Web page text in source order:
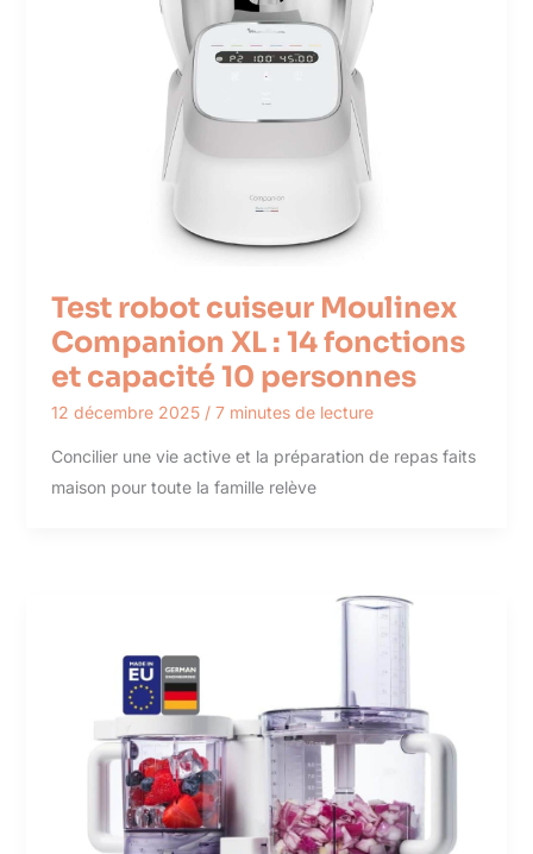
Test robot cuiseur Moulinex
Companion XL : 14 fonctions
et capacité 10 personnes
12 décembre 2025 / 7 minutes de lecture
Concilier une vie active et la préparation de repas faits
maison pour toute la famille relève